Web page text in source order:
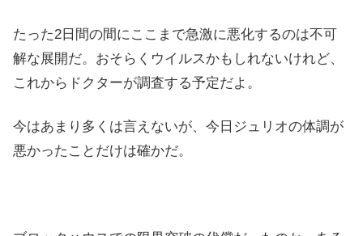
たった2日間の間にここまで急激に悪化するのは不可
解な展開だ。おそらくウイルスかもしれないけれど、
これからドクターが調査する予定だよ。
今はあまり多くは言えないが、今日ジュリオの体調が
悪かったことだけは確かだ。